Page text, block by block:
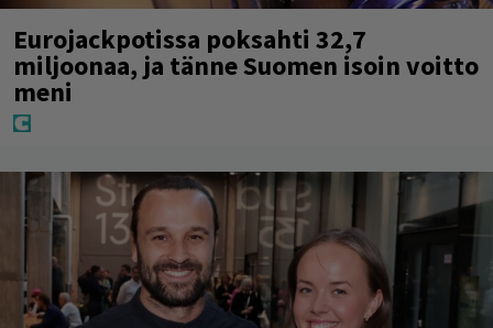
Eurojackpotissa poksahti 32,7
miljoonaa, ja tänne Suomen isoin voitto
meni